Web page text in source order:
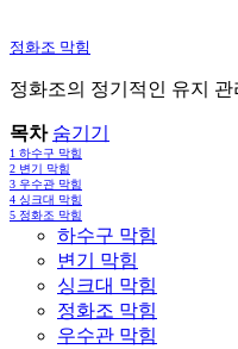
정화조 막힘
정화조의 정기적인 유지
목차 숨기기
1 하수구 막힘
2 변기 막힘
3 우수관 막힘
4 싱크대 막힘
5 정화조 막힘
하수구 막힘
변기 막힘
싱크대 막힘
정화조 막힘
우수관 막힘